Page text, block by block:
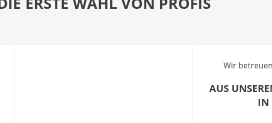
Wir
AUS
IN